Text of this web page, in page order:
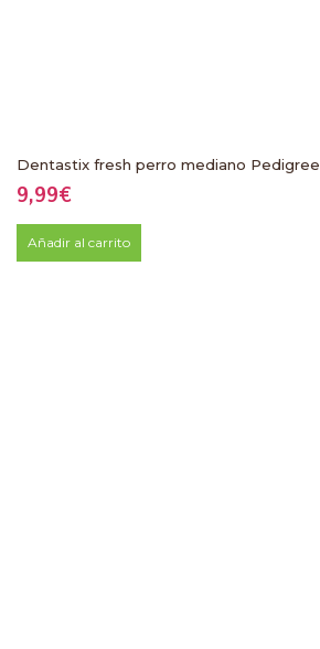
Dentastix fresh perro mediano Pedigree
9,99€
Añadir al carrito